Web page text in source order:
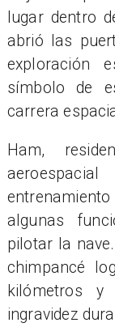
lugar dentro
abrió las
exploración
símbolo de
carrera
Ham,
algunas
pilotar la
chimpancé
kilómetros y
ingravidez